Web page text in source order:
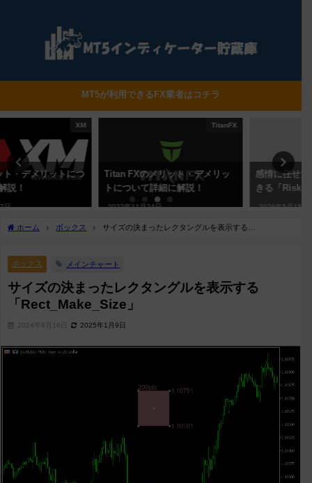
MT5が利用できるFX業者はコチラ
Titan FXのメリット・デメリッ
トについて詳細に解説！
2022年11月24日
感情に任せたトレードを制限で
きる「Risk Guard PRO」
2026年5月15日
ホーム ボックス
サイズの決まったレクタングルを表示する
ボックス メインチャート
サイズの決まったレクタングルを表示する
「Rect_Make_Size」
2024年9月16日 2025年1月9日